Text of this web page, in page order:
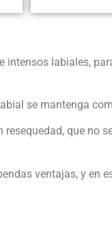
labiales,
se mantenga
que no
ventajas, y en